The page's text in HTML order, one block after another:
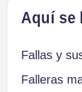
Aquí se
Fallas y
Falleras